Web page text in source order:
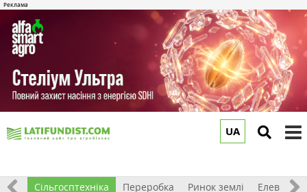
UA
Сільгосптехніка Переробка Ринок землі Елеватори